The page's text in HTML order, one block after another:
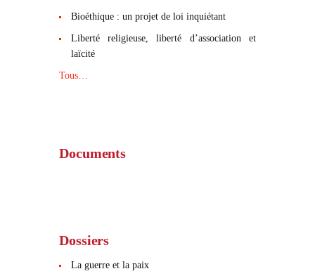
Bioéthique : un projet de loi inquiétant
Liberté religieuse, liberté d’association et
laïcité
Tous…
Documents
Dossiers
La guerre et la paix